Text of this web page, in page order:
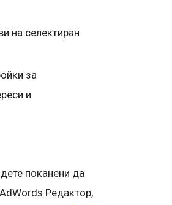
на селектиран
за
и
поканени да
Редактор,